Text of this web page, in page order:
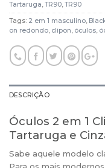
Tartaruga,TR90,TR90
Tags: 2 em 1 masculino,
on redondo, clipon, óculos,
DESCRIÇÃO
Óculos 2 em 1
Tartaruga e
Sabe aquele modelo